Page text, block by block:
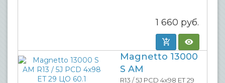
1 660 руб.
Magnetto 13000
S AM
R13 / 5J PCD 4x98 ET 29